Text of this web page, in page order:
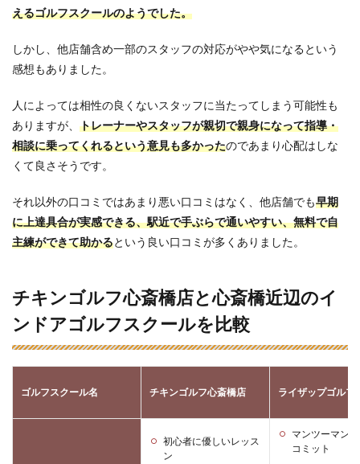
えるゴルフスクールのようでした。
しかし、他店舗含め一部のスタッフの対応がやや気になるという
感想もありました。
人によっては相性の良くないスタッフに当たってしまう可能性も
ありますが、 トレーナーやスタッフが親切で親身になって指導・
相談に乗ってくれるという意見も多かったのであまり心配はしな
くて良さそうです。
それ以外の口コミではあまり悪い口コミはなく、他店舗でも早期
に上達具合が実感できる、駅近で手ぶらで通いやすい、無料で自
主練ができて助かるという良い口コミが多くありました。
チキンゴルフ心斎橋店と心斎橋近辺のイ
ンドアゴルフスクールを比較
ゴルフスクール名 チキンゴルフ心斎橋店 ライザップゴルフ
初心者に優しいレッス
ン
マンツーマン
コミット